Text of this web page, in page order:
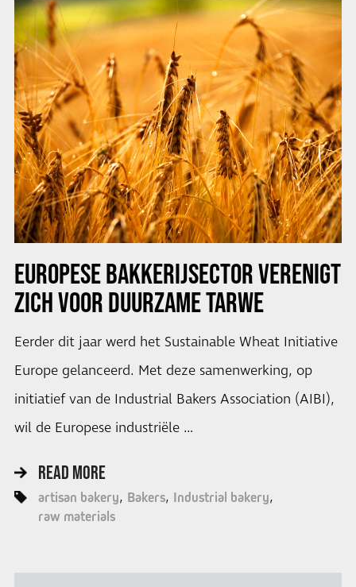
EUROPESE BAKKERIJSECTOR VERENIGT
ZICH VOOR DUURZAME TARWE
Eerder dit jaar werd het Sustainable Wheat Initiative
Europe gelanceerd. Met deze samenwerking, op
initiatief van de Industrial Bakers Association (AIBI),
wil de Europese industriële …
READ MORE
artisan bakery Bakers Industrial bakery
raw materials